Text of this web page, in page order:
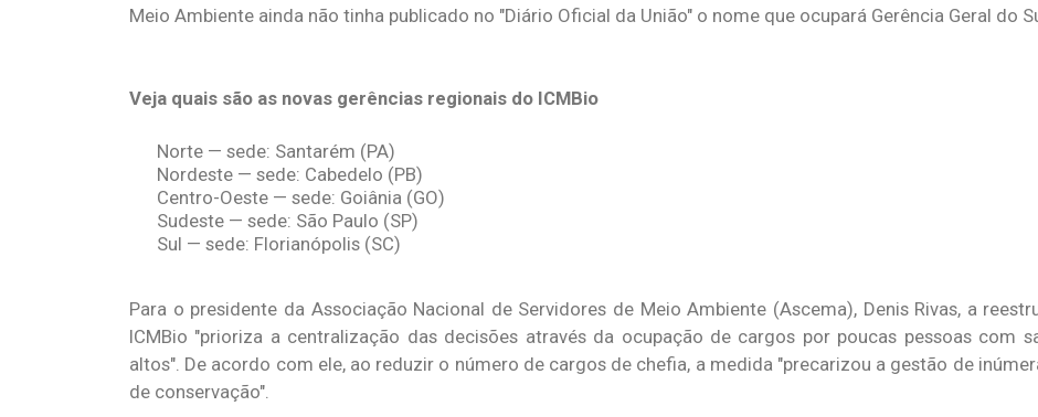
Meio Ambiente ainda não tinha publicado no "Diário Oficial da União" o nome que ocupará Gerência Geral do
Veja quais são as novas gerências regionais do ICMBio
Norte — sede: Santarém (PA)
Nordeste — sede: Cabedelo (PB)
Centro-Oeste — sede: Goiânia (GO)
Sudeste — sede: São Paulo (SP)
Sul — sede: Florianópolis (SC)
Para o presidente da Associação Nacional de Servidores de Meio Ambiente (Ascema), Denis Rivas, a
ICMBio "prioriza a centralização das decisões através da ocupação de cargos por poucas pessoas com
altos". De acordo com ele, ao reduzir o número de cargos de chefia, a medida "precarizou a gestão de
de conservação".